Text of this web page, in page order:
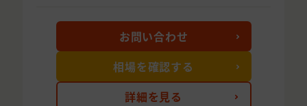
詳細を見る
お問い合わせ
相場を確認する